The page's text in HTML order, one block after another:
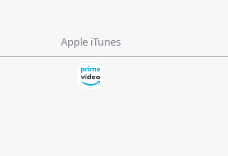
Apple iTunes